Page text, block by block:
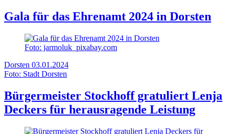
Gala für das Ehrenamt 2024 in Dorsten
Foto: jarmoluk_pixabay.com
Dorsten 03.01.2024
Foto: Stadt Dorsten
Bürgermeister Stockhoff gratuliert Lenja
Deckers für herausragende Leistung